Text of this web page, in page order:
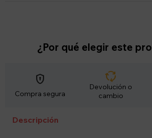
¿Por qué elegir este
encrypted
Compra segura
cycle
Devolución o
cambio
Descripción